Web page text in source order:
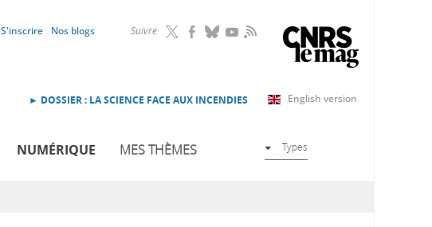
Suivre RSS
S'inscrire Nos blogs
English version
► DOSSIER : LA SCIENCE FACE AUX INCENDIES
NUMÉRIQUE MES THÈMES Types